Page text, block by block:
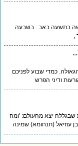
בתשעה באב . בשבעה
כמדי שבוע לפניכם
ודיני הפרש
יצא מהעולם: 'ומה
(תנחומא) שמינה